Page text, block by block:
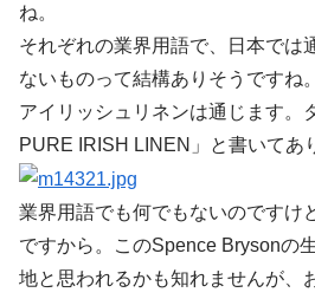
ね。
それぞれの業界用語で、日本では
ないものって結構ありそうですね。
アイリッシュリネンは通じます
PURE IRISH LINEN」と書いてあ
業界用語でも何でもないのですけ
ですから。このSpence Brysonの
地と思われるかも知れませんが、